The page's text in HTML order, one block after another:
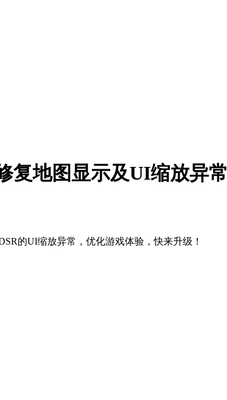
复地图显示及UI缩放异常
的UI缩放异常，优化游戏体验，快来升级！